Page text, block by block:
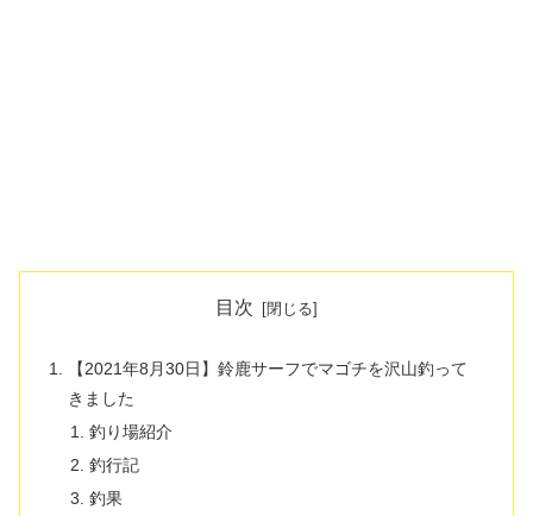
目次
【2021年8月30日】鈴鹿サーフでマゴチを沢山釣って
きました
釣り場紹介
釣行記
釣果